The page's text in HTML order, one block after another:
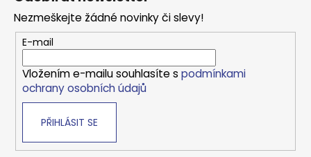
Nezmeškejte žádné novinky či slevy!
E-mail
Vložením e-mailu souhlasíte s podmínkami
ochrany osobních údajů
PŘIHLÁSIT SE